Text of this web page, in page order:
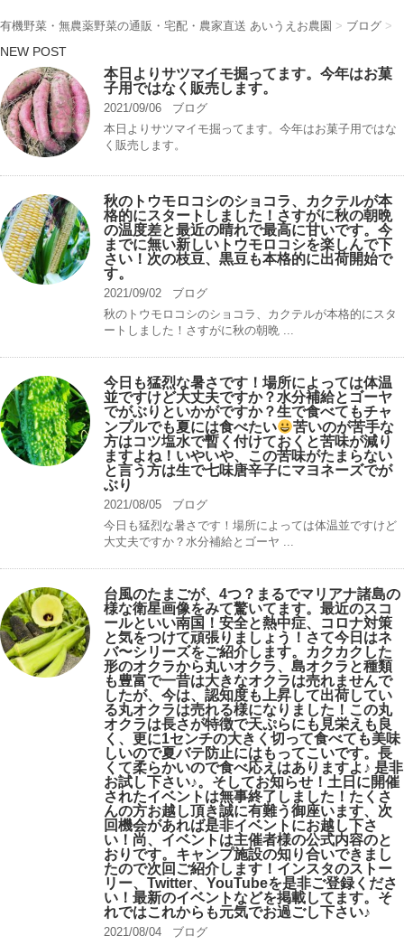
有機野菜・無農薬野菜の通販・宅配・農家直送 あいうえお農園 > ブログ >
NEW POST
本日よりサツマイモ掘ってます。今年はお菓
子用ではなく販売します。
2021/09/06
ブログ
本日よりサツマイモ掘ってます。今年はお菓子用ではな
く販売します。
秋のトウモロコシのショコラ、カクテルが本
格的にスタートしました！さすがに秋の朝晩
の温度差と最近の晴れで最高に甘いです。今
までに無い新しいトウモロコシを楽しんで下
さい！次の枝豆、黒豆も本格的に出荷開始で
す。
2021/09/02
ブログ
秋のトウモロコシのショコラ、カクテルが本格的にスタ
ートしました！さすがに秋の朝晩 ...
今日も猛烈な暑さです！場所によっては体温
並ですけど大丈夫ですか？水分補給とゴーヤ
でがぶりといかがですか？生で食べてもチャ
ンプルでも夏には食べたい
苦いのが苦手な
方はコツ塩水で暫く付けておくと苦味が減り
ますよね！いやいや、この苦味がたまらない
と言う方は生で七味唐辛子にマヨネーズでが
ぶり
2021/08/05
ブログ
今日も猛烈な暑さです！場所によっては体温並ですけど
大丈夫ですか？水分補給とゴーヤ ...
台風のたまごが、4つ？まるでマリアナ諸島の
様な衛星画像をみて驚いてます。最近のスコ
ールといい南国！安全と熱中症、コロナ対策
と気をつけて頑張りましょう！さて今日はネ
バ〜シリーズをご紹介します。カクカクした
形のオクラから丸いオクラ、島オクラと種類
も豊富で一昔は大きなオクラは売れませんで
したが、今は、認知度も上昇して出荷してい
る丸オクラは売れる様になりました！この丸
オクラは長さが特徴で天ぷらにも見栄えも良
く、更に1センチの大きく切って食べても美味
しいので夏バテ防止にはもってこいです。長
くて柔らかいので食べ応えはありますよ♪ 是非
お試し下さい♪。そしてお知らせ！土日に開催
されたイベントは無事終了しました！たくさ
んの方お越し頂き誠に有難う御座います、次
回機会があれば是非イベントにお越し下さ
い！尚、イベントは主催者様の公式内容のと
おりです。キャンプ️施設の知り合いできまし
たので次回ご紹介します！インスタのストー
リー、Twitter、YouTubeを是非ご登録くださ
い！最新のイベントなどを掲載してます。そ
れではこれからも元気でお過ごし下さい♪
2021/08/04
ブログ